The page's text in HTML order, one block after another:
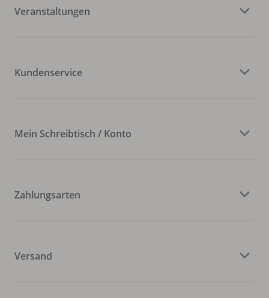
Veranstaltungen
Kundenservice
Mein Schreibtisch / Konto
Zahlungsarten
Versand